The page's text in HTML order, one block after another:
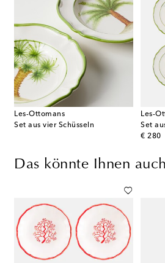
Les-Ottomans
Set aus vier Schüsseln
Les-
Set
€ 280
Das könnte Ihnen